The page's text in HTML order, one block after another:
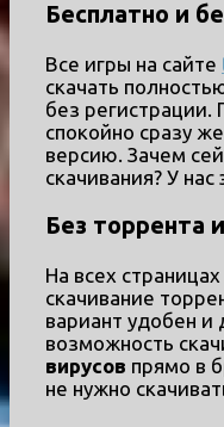
Бесплатно и
Все игры на сайте
скачать
без регистрации.
спокойно сразу
версию. Зачем
скачивания? У нас
Без торрента
На всех
скачивание
вариант удобен и
возможность
вирусов прямо в
не нужно